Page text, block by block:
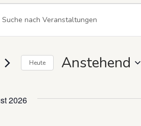
Heute Anstehend
2026